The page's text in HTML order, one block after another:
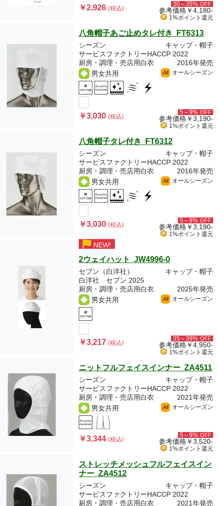
￥2,926(税込)
30～35% OFF
参考価格￥4,180-
1%ポイント 還元
八角帽子あご止めタレ付き FT6313
シーズン
キャップ・帽子
サービスファクトリーHACCP 2022
厨房・調理・売店用白衣
2016年発売
男女共用
All オールシーズン
￥3,030(税込)
5～9% OFF
参考価格￥3,190-
1%ポイント 還元
八角帽子タレ付き FT6312
シーズン
キャップ・帽子
サービスファクトリーHACCP 2022
厨房・調理・売店用白衣
2016年発売
男女共用
All オールシーズン
￥3,030(税込)
5～9% OFF
参考価格￥3,190-
1%ポイント 還元
NEW!
2ウェイハット JW4996-0
セブン（白洋社）
キャップ・帽子
白洋社 セブン 2025
厨房・調理・売店用白衣
2025年発売
男女共用
All オールシーズン
￥3,217(税込)
35～39% OFF
参考価格￥4,950-
1%ポイント 還元
ニットフルフェイスインナー ZA4511
シーズン
キャップ・帽子
サービスファクトリーHACCP 2022
厨房・調理・売店用白衣
2021年発売
男女共用
All オールシーズン
￥3,344(税込)
5～9% OFF
参考価格￥3,520-
1%ポイント 還元
ストレッチメッシュフルフェイスイン
ナー ZA4512
シーズン
キャップ・帽子
サービスファクトリーHACCP 2022
厨房・調理・売店用白衣
2021年発売